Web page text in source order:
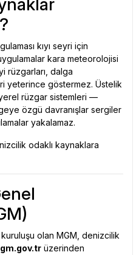
kıyı seyri için
kara meteorolojisi
rüzgarları, dalga
yeterince göstermez. Üstelik
yerel rüzgar sistemleri —
özgü davranışlar sergiler
yakalamaz.
odaklı kaynaklara
olan MGM, denizcilik
üzerinden